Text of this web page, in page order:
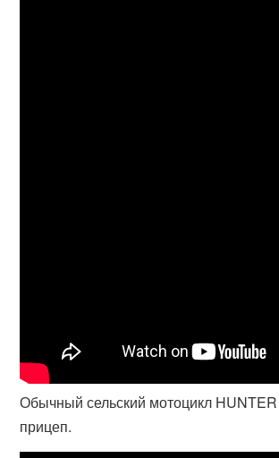
Обычный сельский мотоцикл
прицеп.